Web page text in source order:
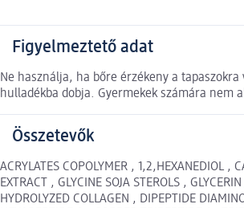
Figyelmeztető adat
Ne használja, ha bőre érzékeny a
hulladékba dobja. Gyermekek számára
Összetevők
ACRYLATES COPOLYMER , 1,2,HEXANEDIOL ,
EXTRACT , GLYCINE SOJA STEROLS ,
HYDROLYZED COLLAGEN , DIPEPTIDE